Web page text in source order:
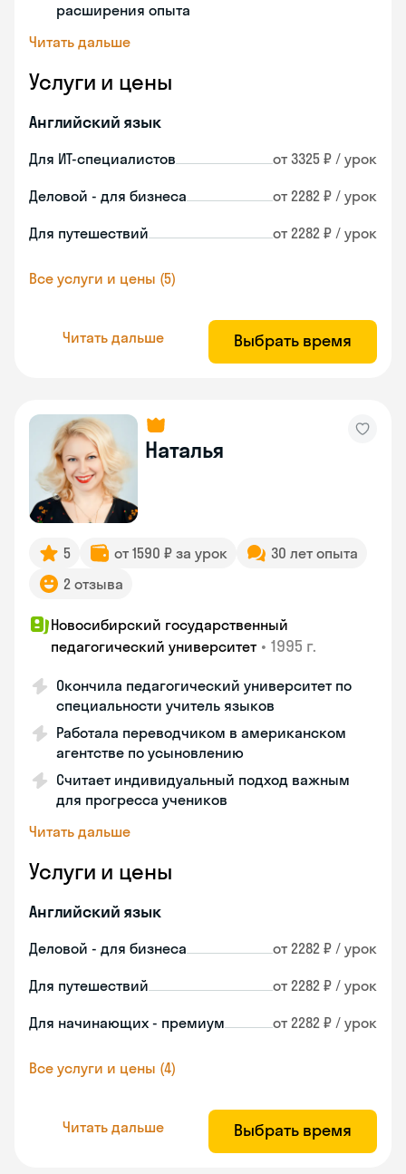
расширения опыта
Читать дальше
Услуги и цены
Английский язык
Для ИТ-специалистов от 3325 ₽ / урок
Деловой - для бизнеса от 2282 ₽ / урок
Для путешествий от 2282 ₽ / урок
Все услуги и цены (5)
Читать дальше Выбрать время
Наталья
5 от 1590 ₽ за урок
30 лет опыта
2 отзыва
Новосибирский государственный
педагогический университет • 1995 г.
Окончила педагогический университет по
специальности учитель языков
Работала переводчиком в американском
агентстве по усыновлению
Считает индивидуальный подход важным
для прогресса учеников
Читать дальше
Услуги и цены
Английский язык
Деловой - для бизнеса от 2282 ₽ / урок
Для путешествий от 2282 ₽ / урок
Для начинающих - премиум от 2282 ₽ / урок
Все услуги и цены (4)
Читать дальше Выбрать время